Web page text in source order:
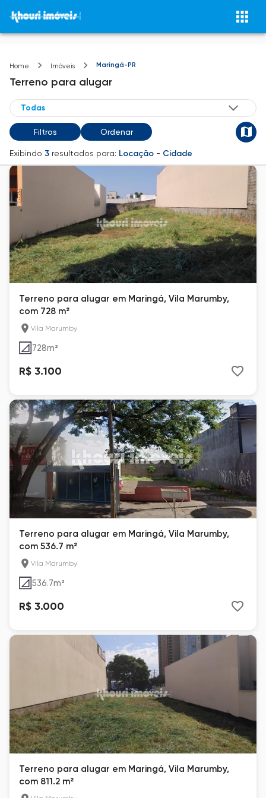
Home Imóveis Maringá-PR
Terreno para alugar
Filtros Ordenar
Exibindo 3 resultados para: Locação - Cidade
Terreno para alugar em Maringá, Vila Marumby,
com 728 m²
Vila Marumby
728m²
R$ 3.100
Terreno para alugar em Maringá, Vila Marumby,
com 536.7 m²
Vila Marumby
536.7m²
R$ 3.000
Terreno para alugar em Maringá, Vila Marumby,
com 811.2 m²